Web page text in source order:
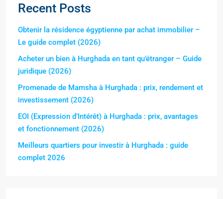
Recent Posts
Obtenir la résidence égyptienne par achat immobilier –
Le guide complet (2026)
Acheter un bien à Hurghada en tant qu’étranger – Guide
juridique (2026)
Promenade de Mamsha à Hurghada : prix, rendement et
investissement (2026)
EOI (Expression d’Intérêt) à Hurghada : prix, avantages
et fonctionnement (2026)
Meilleurs quartiers pour investir à Hurghada : guide
complet 2026